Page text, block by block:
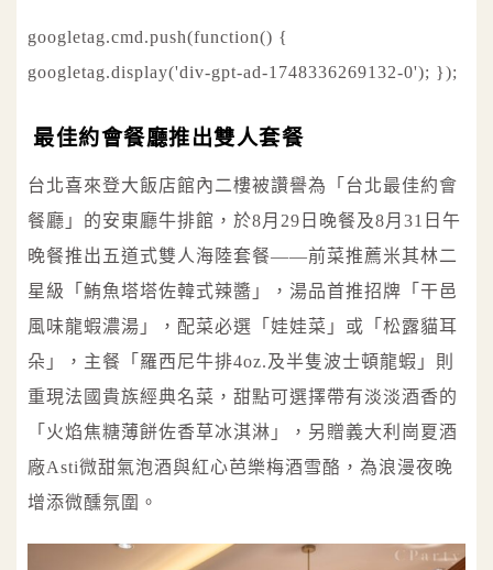
googletag.cmd.push(function() {
googletag.display('div-gpt-ad-1748336269132-0'); });
最佳約會餐廳推出雙人套餐
台北喜來登大飯店館內二樓被讚譽為「台北最佳約會
餐廳」的安東廳牛排館，於8月29日晚餐及8月31日午
晚餐推出五道式雙人海陸套餐——前菜推薦米其林二
星級「鮪魚塔塔佐韓式辣醬」，湯品首推招牌「干邑
風味龍蝦濃湯」，配菜必選「娃娃菜」或「松露貓耳
朵」，主餐「羅西尼牛排4oz.及半隻波士頓龍蝦」則
重現法國貴族經典名菜，甜點可選擇帶有淡淡酒香的
「火焰焦糖薄餅佐香草冰淇淋」，另贈義大利崗夏酒
廠Asti微甜氣泡酒與紅心芭樂梅酒雪酪，為浪漫夜晚
增添微醺氛圍。